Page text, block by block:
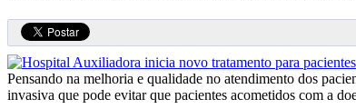
Pensando na melhoria e qualidade no atendimento dos
invasiva que pode evitar que pacientes acometidos com a